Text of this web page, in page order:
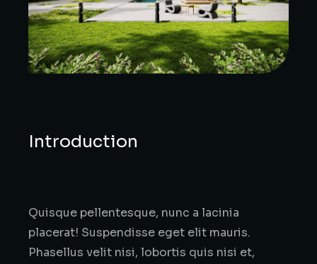
Introduction
Quisque pellentesque, nunc a lacinia
placerat! Suspendisse eget elit mauris.
Phasellus velit nisi, lobortis quis nisi et,